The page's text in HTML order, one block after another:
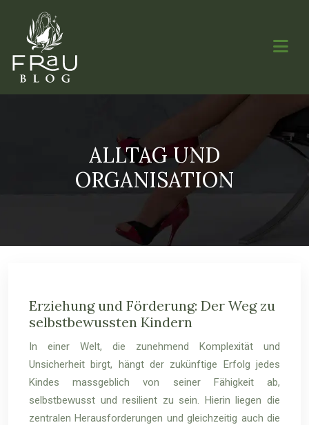
ALLTAG UND
ORGANISATION
Erziehung und Förderung: Der Weg zu
selbstbewussten Kindern
In einer Welt, die zunehmend Komplexität und
Unsicherheit birgt, hängt der zukünftige Erfolg jedes
Kindes massgeblich von seiner Fähigkeit ab,
selbstbewusst und resilient zu sein. Hierin liegen die
zentralen Herausforderungen und gleichzeitig auch die